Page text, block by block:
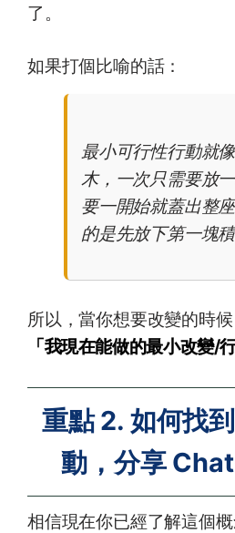
了。
如果打個比喻的話：
最小可行性行動就
木，一次只需要放
要一開始就蓋出整
的是先放下第一塊積
所以，當你想要改變的時
「我現在能做的最小改變/
重點 2. 如何找
動，分享
相信現在你已經了解這個